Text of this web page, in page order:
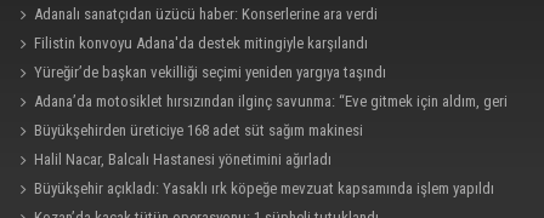
hayatını kaybetti
Adanalı sanatçıdan üzücü haber: Konserlerine ara verdi
Filistin konvoyu Adana'da destek mitingiyle karşılandı
Yüreğir’de başkan vekilliği seçimi yeniden yargıya taşındı
Adana’da motosiklet hırsızından ilginç savunma: “Eve gitmek için aldım, geri
verecektim”
Büyükşehirden üreticiye 168 adet süt sağım makinesi
Halil Nacar, Balcalı Hastanesi yönetimini ağırladı
Büyükşehir açıkladı: Yasaklı ırk köpeğe mevzuat kapsamında işlem yapıldı